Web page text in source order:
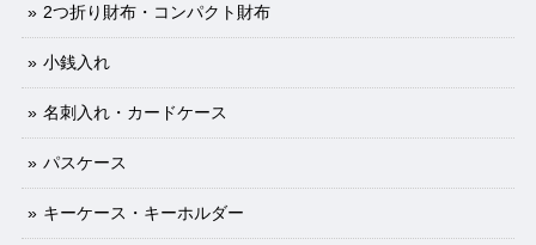
2つ折り財布・コンパクト財布
小銭入れ
名刺入れ・カードケース
パスケース
キーケース・キーホルダー